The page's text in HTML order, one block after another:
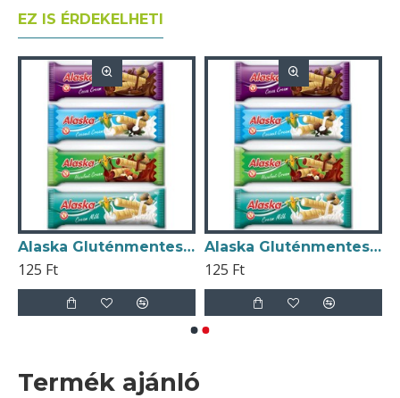
EZ IS ÉRDEKELHETI
Alaska Gluténmentes Kakaós Ízű Krémmel Töltött Kukoricaostya 18g
125 Ft
Alaska Gluténmentes Kókuszos Ízű Krémmel Töltött Kukoricaostya 18g
125 Ft
Termék ajánló